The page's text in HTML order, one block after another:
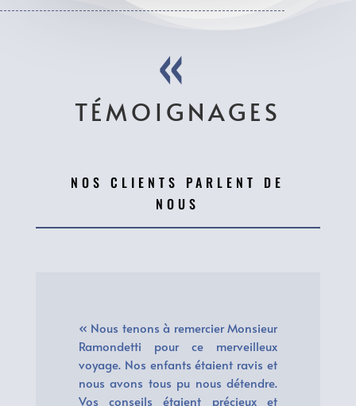
«
TÉMOIGNAGES
NOS CLIENTS PARLENT DE
NOUS
« Nous tenons à remercier Monsieur
Ramondetti pour ce merveilleux
voyage. Nos enfants étaient ravis et
nous avons tous pu nous détendre.
Vos conseils étaient précieux et